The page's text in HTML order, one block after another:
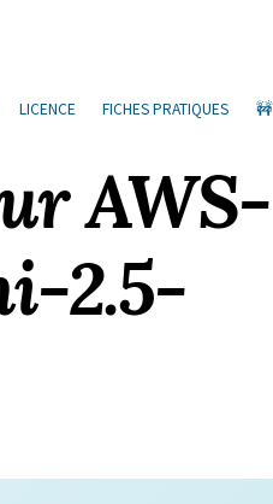
LICENCE FICHES PRATIQUES
AWS-
2.5-